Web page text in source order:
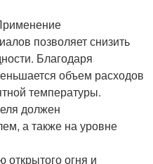
позволяет снизить
Благодаря
объем расходов
температуры.
должен
а также на уровне
открытого огня и